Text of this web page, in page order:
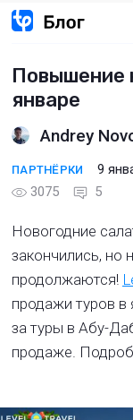
Повышение
январе
Andrey
ПАРТНЁРКИ 9
3075
5
Новогодние
закончились, но
продолжаются!
продажи туров в
за туры в Абу-
продаже.